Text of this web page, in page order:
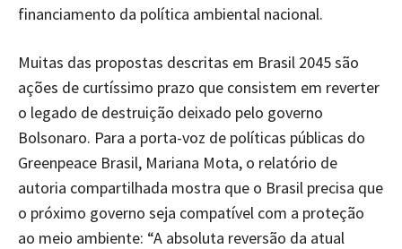
financiamento da política ambiental nacional.
Muitas das propostas descritas em Brasil 2045 são
ações de curtíssimo prazo que consistem em reverter
o legado de destruição deixado pelo governo
Bolsonaro. Para a porta-voz de políticas públicas do
Greenpeace Brasil, Mariana Mota, o relatório de
autoria compartilhada mostra que o Brasil precisa que
o próximo governo seja compatível com a proteção
ao meio ambiente: “A absoluta reversão da atual